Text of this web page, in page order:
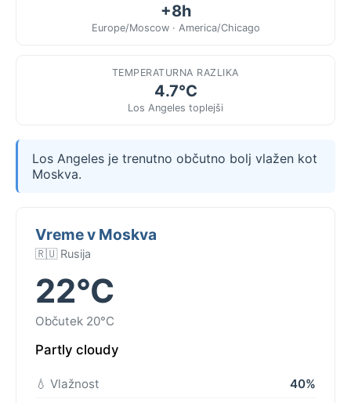
+8h
Europe/Moscow · America/Chicago
TEMPERATURNA RAZLIKA
4.7°C
Los Angeles toplejši
Los Angeles je trenutno občutno bolj vlažen kot
Moskva.
Vreme v Moskva
🇷🇺 Rusija
22°C
Občutek 20°C
Partly cloudy
💧 Vlažnost
40%